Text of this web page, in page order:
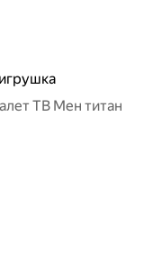
ТВ Мен титан